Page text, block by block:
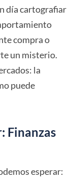
día cartografiar
compra o
un misterio.
la
puede
Finanzas
esperar: